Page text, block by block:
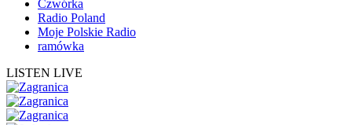
Czwórka
Radio Poland
Moje Polskie Radio
ramówka
LISTEN LIVE